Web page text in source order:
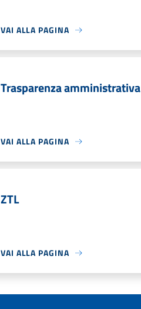
VAI ALLA PAGINA
Trasparenza amministrativa
VAI ALLA PAGINA
ZTL
VAI ALLA PAGINA